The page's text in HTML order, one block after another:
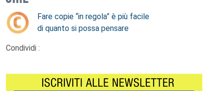
Fare copie “in regola” è più facile
di quanto si possa pensare
Condividi :